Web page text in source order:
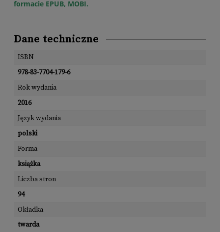
formacie EPUB, MOBI.
Dane techniczne
ISBN
978-83-7704-179-6
Rok wydania
2016
Język wydania
polski
Forma
książka
Liczba stron
94
Okładka
twarda